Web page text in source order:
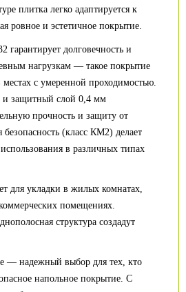
плитка легко адаптируется к
ровное и эстетичное покрытие.
гарантирует долговечность и
нагрузкам — такое покрытие
с умеренной проходимостью.
защитный слой 0,4 мм
прочность и защиту от
(класс КМ2) делает
в различных типах
для укладки в жилых комнатах,
помещениях.
структура создадут
— надежный выбор для тех, кто
напольное покрытие. С